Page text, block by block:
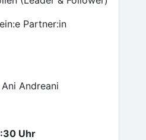
Partner:in
Andreani
Uhr